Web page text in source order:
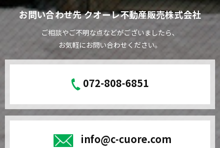
お問い合わせ先 クオーレ不動産販売株式会社
ご相談やご不明な点などがございましたら、
お気軽にお問い合わせください。
072-808-6851
info@c-cuore.com